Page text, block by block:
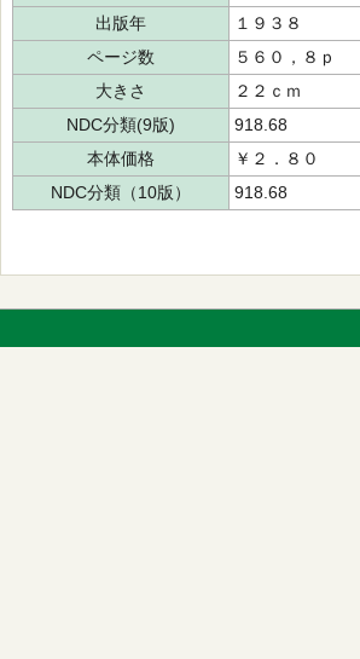
出版年
１９３８
ページ数
５６０，８ｐ
大きさ
２２ｃｍ
NDC分類(9版)
918.68
本体価格
￥２．８０
NDC分類（10版）
918.68